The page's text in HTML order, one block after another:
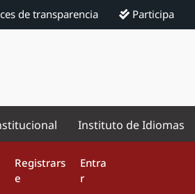
de transparencia Participa
Instituto de Idiomas
Registrars
e
Entra
r